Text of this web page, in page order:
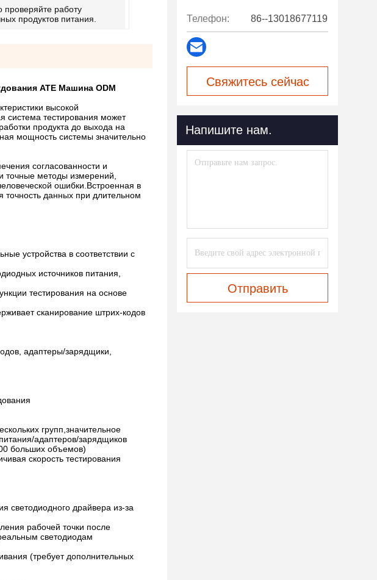
проверяйте работу
продуктов питания.
ATE Машина ODM
высокой
система тестирования может
продукта до выхода на
мощность системы значительно
согласованности и
точные методы измерений,
ошибки.Встроенная в
точность данных при длительном
устройства в соответствии с
источников питания,
тестирования на основе
сканирование штрих-кодов
адаптеры/зарядщики,
групп,значительное
адаптеров/зарядщиков
больших объемов)
скорость тестирования
светодиодного драйвера из-за
рабочей точки после
светодиодам
(требует дополнительных
Телефон: 86--13018677119
Свяжитесь сейчас
Напишите нам.
Отправить